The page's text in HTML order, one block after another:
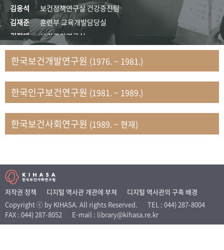
50+1주년 기념
성과 50선 숫자로 보는 50년
세계와 함께 한 KIHASA
VR 역사관
김응석
보건정책연구실 건강증진팀
김재준
훈련부 교육개발담당실
김정태
보건관리연구실
김지자
연구부 사회개발담당실
김태룡
조사평가부 연구과
문현상
가족복지연구실 인구가족연구팀
박인화
보건정책연구실
박재빈
연구부 인구역학담당실
변종화
보건정책연구실 건강증진팀
송건용
보건정책연구실
송태민
정보통계연구실 빅데이터연구센터
신희설
사업개발부 국제협력연구실
이규식
의료보험연구실
이문기
훈련부
한국보건개발연구원 (1976. ~ 1981.)
한국인구보건연구원 (1981. ~ 1989.)
한국보건사회연구원 (1989. ~ 현재)
저작권 정책 디지털 역사관 개관에 부쳐
디지털 역사관의 구축 배경
Copyright ⓒ by KIHASA. All rights Reserved.
TEL : 044) 287-8004
FAX : 044) 287-8052
E-mail : library@kihasa.re.kr